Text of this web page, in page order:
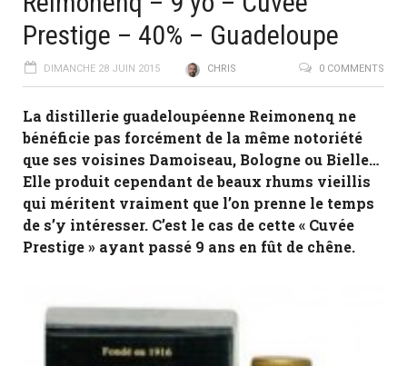
Prestige – 40% – Guadeloupe
DIMANCHE 28 JUIN 2015 CHRIS 0 COMMENTS
La distillerie guadeloupéenne Reimonenq ne
bénéficie pas forcément de la même notoriété
que ses voisines Damoiseau, Bologne ou Bielle…
Elle produit cependant de beaux rhums vieillis
qui méritent vraiment que l’on prenne le temps
de s’y intéresser. C’est le cas de cette « Cuvée
Prestige » ayant passé 9 ans en fût de chêne.